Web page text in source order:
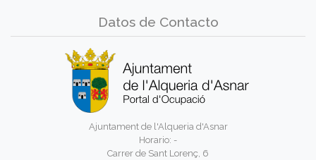
Datos de Contacto
Ajuntament de l'Alqueria d'Asnar
Horario: -
Carrer de Sant Lorenç, 6